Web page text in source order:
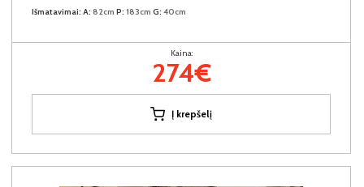
Išmatavimai: A: 82cm P: 183cm G: 40cm
Kaina:
274€
Į krepšelį